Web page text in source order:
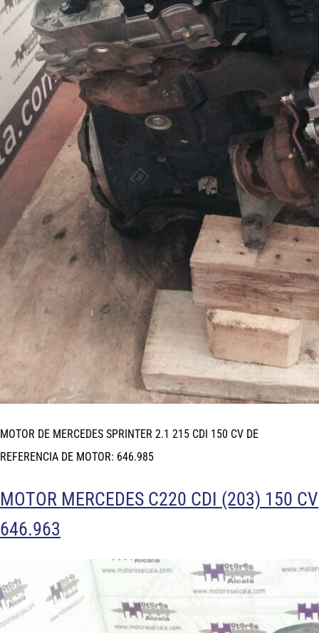
MOTOR DE MERCEDES SPRINTER 2.1 215 CDI 150 CV DE
REFERENCIA DE MOTOR: 646.985
MOTOR MERCEDES C220 CDI (203) 150 CV
646.963